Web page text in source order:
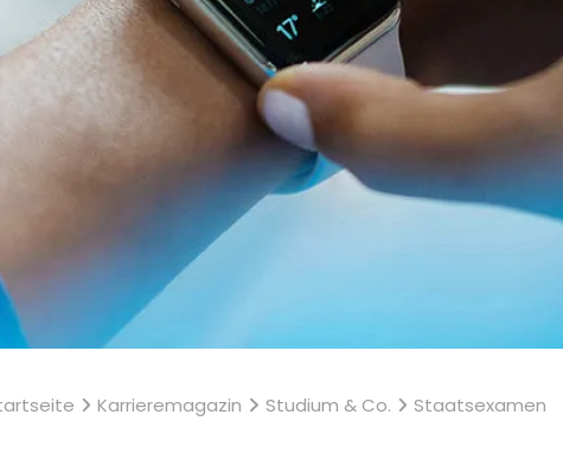
Karrieremagazin Studium & Co. Staatsexamen